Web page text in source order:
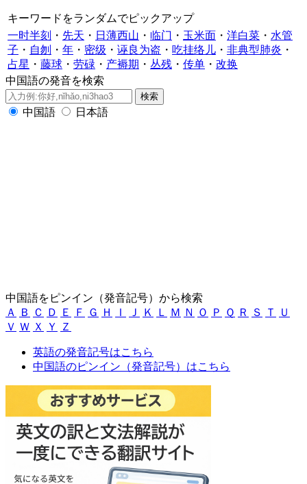
キーワードをランダムでピックアップ
一时半刻
・ 先天 ・ 日薄西山 ・ 临门 ・ 玉米面 ・ 洋白菜 ・ 水管
子 ・ 自刎 ・ 年 ・ 密级 ・ 诬良为盗 ・ 吃挂络儿 ・ 非典型肺炎 ・
占星 ・ 藤球 ・ 劳碌 ・ 产褥期 ・ 丛残 ・ 传单 ・ 改换
中国語の発音を検索
中国語 日本語
中国語をピンイン（発音記号）から検索
Ａ
Ｂ Ｃ Ｄ Ｅ Ｆ Ｇ Ｈ Ｉ Ｊ Ｋ Ｌ Ｍ Ｎ Ｏ Ｐ Ｑ Ｒ Ｓ Ｔ
Ｕ
Ｖ Ｗ Ｘ Ｙ Ｚ
英語の発音記号はこちら
中国語のピンイン（発音記号）はこちら